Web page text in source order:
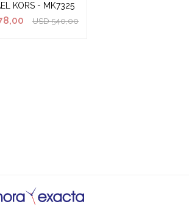
KORS - MK7325
USD 540,00